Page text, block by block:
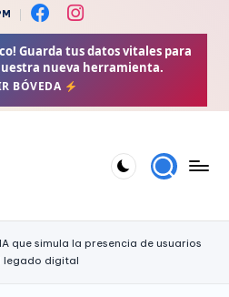
Guarda tus datos vitales para
nueva herramienta.
BÓVEDA
que simula la presencia de usuarios
legado digital